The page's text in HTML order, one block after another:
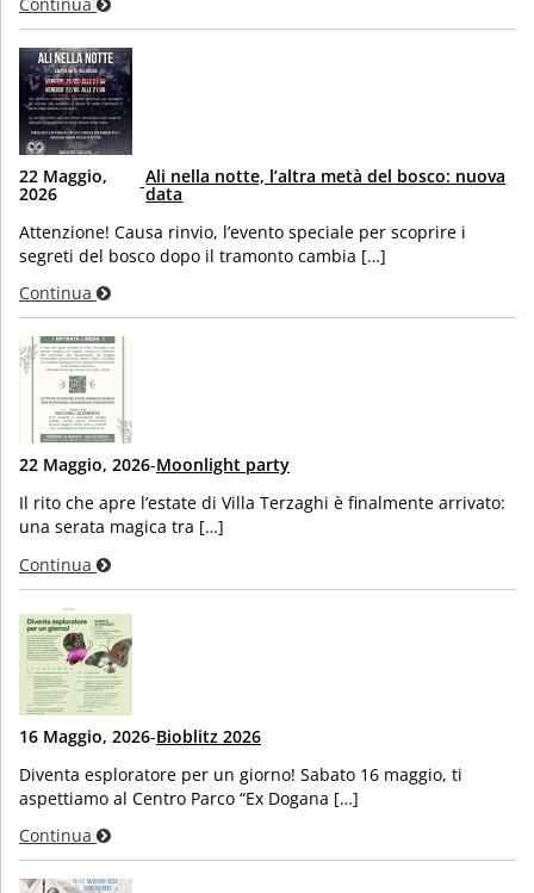
22 Maggio,
2026 -Ali nella notte, l’altra metà del bosco: nuova
data
Attenzione! Causa rinvio, l’evento speciale per scoprire i
segreti del bosco dopo il tramonto cambia […]
Continua
22 Maggio, 2026-Moonlight party
Il rito che apre l’estate di Villa Terzaghi è finalmente arrivato:
una serata magica tra […]
Continua
16 Maggio, 2026-Bioblitz 2026
Diventa esploratore per un giorno! Sabato 16 maggio, ti
aspettiamo al Centro Parco “Ex Dogana […]
Continua